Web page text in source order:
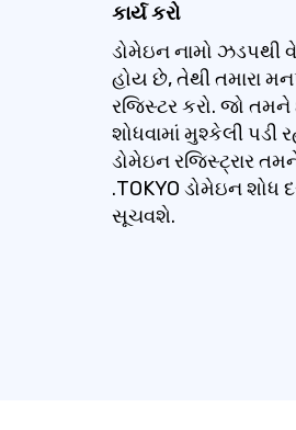
કાર્ય કરો
ડોમેઇન નામો ઝડપથી
હોય છે, તેથી તમારા
રજિસ્ટર કરો. જો
શોધવામાં મુશ્કેલી પડી
ડોમેઇન રજિસ્ટ્રાર
.TOKYO ડોમેઇન શોધ
સૂચવશે.